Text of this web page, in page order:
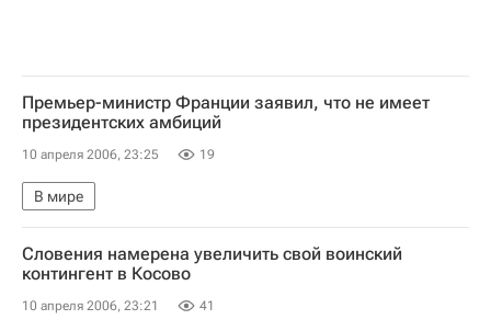
Премьер-министр Франции заявил, что не имеет
президентских амбиций
10 апреля 2006, 23:25 19
В мире
Словения намерена увеличить свой воинский
контингент в Косово
10 апреля 2006, 23:21 41